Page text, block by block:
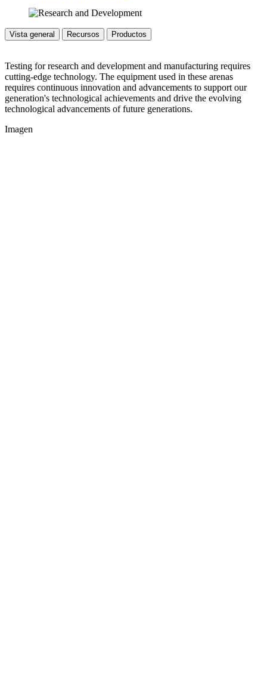
Vista general Recursos Productos
Testing for research and development and manufacturing requires
cutting-edge technology. The equipment used in these arenas
requires continuous innovation and advancements to support our
generation's technological achievements and drive the evolving
technological advancements of future generations.
Imagen